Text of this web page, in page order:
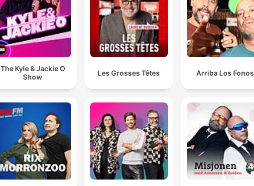
The Kyle & Jackie O
Show
Les Grosses Têtes Arriba Los Fonos